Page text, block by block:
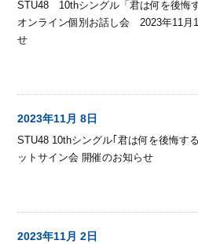
STU48 10thシングル「君は何を後悔
オンライン個別お話し会 2023年11月
せ
2023年11月 8日
STU48 10thシングル｢君は何を後悔す
ットサイン会 開催のお知らせ
2023年11月 2日